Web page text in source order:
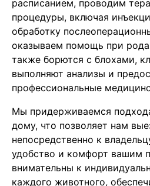
расписанием, проводим
процедуры, включая
обработку
оказываем помощь при
также борются с блохами,
выполняют анализы и
профессиональные
Мы придерживаемся
дому, что позволяет нам
непосредственно к
удобство и комфорт вашим
внимательны к
каждого животного,